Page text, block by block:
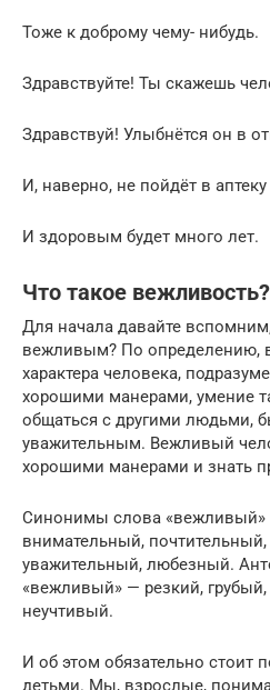
Тоже к доброму чему- нибудь.
Здравствуйте! Ты скажешь
Здравствуй! Улыбнётся он в
И, наверно, не пойдёт в аптеку
И здоровым будет много лет.
Что такое вежливость?
Для начала давайте
вежливым? По определению,
характера человека,
хорошими манерами, умение
общаться с другими людьми,
уважительным. Вежливый
хорошими манерами и знать
Синонимы слова «вежливый»
внимательный,
уважительный, любезный.
«вежливый» — резкий,
неучтивый.
И об этом обязательно стоит
детьми. Мы, взрослые,